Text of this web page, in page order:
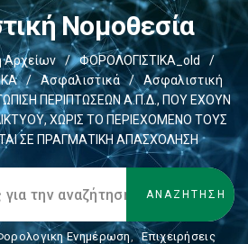
Νομοθεσία
Αρχείων / ΦΟΡΟΛΟΓΙΣΤΙΚΑ_old
/
/ Ασφαλιστικά /
Ασφαλιστική
ΠΕΡΙΠΤΩΣΕΩΝ Α.Π.Δ., ΠΟΥ ΕΧΟΥΝ
ΧΩΡΙΣ ΤΟ ΠΕΡΙΕΧΟΜΕΝΟ ΤΟΥΣ
ΣΕ ΠΡΑΓΜΑΤΙΚΗ ΑΠΑΣΧΟΛΗΣΗ
Ενημέρωση, Επιχειρήσεις